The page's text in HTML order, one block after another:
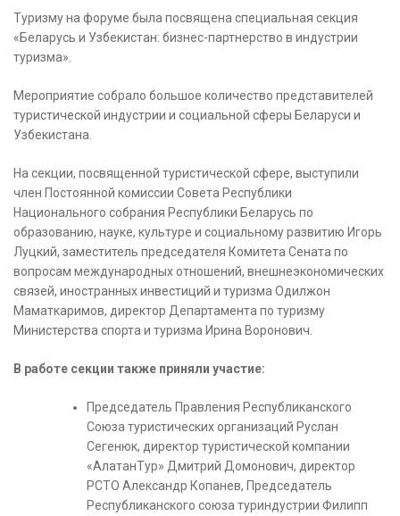
Туризму на форуме была посвящена специальная секция
«Беларусь и Узбекистан: бизнес-партнерство в индустрии
туризма».
Мероприятие собрало большое количество представителей
туристической индустрии и социальной сферы Беларуси и
Узбекистана.
На секции, посвященной туристической сфере, выступили
член Постоянной комиссии Совета Республики
Национального собрания Республики Беларусь по
образованию, науке, культуре и социальному развитию Игорь
Луцкий, заместитель председателя Комитета Сената по
вопросам международных отношений, внешнеэкономических
связей, иностранных инвестиций и туризма Одилжон
Маматкаримов, директор Департамента по туризму
Министерства спорта и туризма Ирина Воронович.
В работе секции также приняли участие:
Председатель Правления Республиканского
Союза туристических организаций Руслан
Сегенюк, директор туристической компании
«АлатанТур» Дмитрий Домонович, директор
РСТО Александр Копанев, Председатель
Республиканского союза туриндустрии Филипп